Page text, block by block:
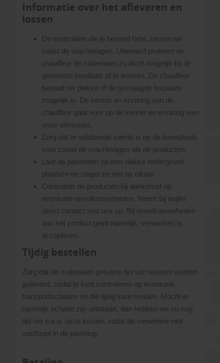
Informatie over het afleveren en
lossen
De materialen die je besteld hebt, lossen we
naast de vrachtwagen. Uiteraard probeert de
chauffeur de materialen zo dicht mogelijk bij de
gewenste losplaats af te leveren. De chauffeur
bepaalt ter plekke of de gevraagde losplaats
mogelijk is. De kennis en ervaring van de
chauffeur gaat voor op de kennis en ervaring van
onze adviseurs.
Zorg dat er voldoende ruimte is op de leverplaats
voor zowel de vrachtwagen als de producten.
Laat de pakketten op een vlakke ondergrond
plaatsen en stapel ze niet op elkaar.
Controleer de producten bij aankomst op
eventuele onvolkomenheden. Neem bij twijfel
direct contact met ons op. Bij onvolkomenheden
aan het product geldt namelijk; verwerken is
accepteren.
Tijdig bestellen
Zorg dat de materialen geruime tijd van tevoren worden
geleverd, zodat je kunt controleren op eventuele
transportschades en die tijdig kunt melden. Mocht er
namelijk schade zijn ontstaan, dan hebben we nu nog
tijd om e.e.a. op te lossen, zodat de verwerker niet
vastloopt in de planning.